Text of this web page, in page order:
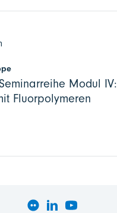
Modul IV:
Fluorpolymeren